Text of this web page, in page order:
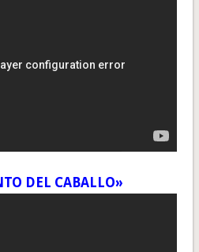
DEL CABALLO»